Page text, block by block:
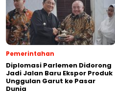
Pemerintahan
Diplomasi Parlemen Didorong
Jadi Jalan Baru Ekspor Produk
Unggulan Garut ke Pasar
Dunia